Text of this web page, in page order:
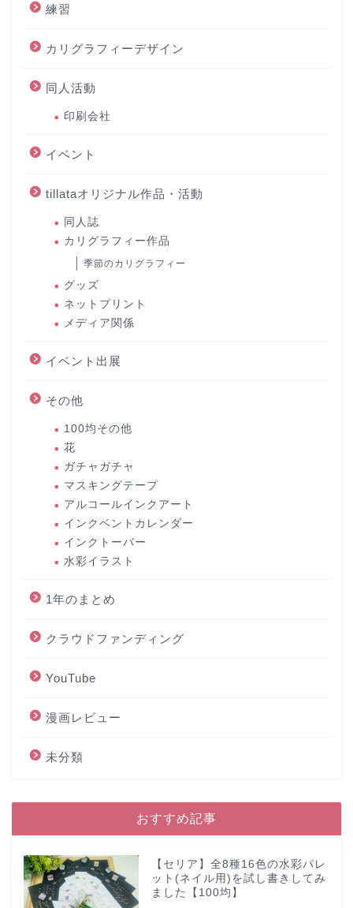
練習
カリグラフィーデザイン
同人活動
印刷会社
イベント
tillataオリジナル作品・活動
同人誌
カリグラフィー作品
季節のカリグラフィー
グッズ
ネットプリント
メディア関係
イベント出展
その他
100均その他
花
ガチャガチャ
マスキングテープ
アルコールインクアート
インクベントカレンダー
インクトーバー
水彩イラスト
1年のまとめ
クラウドファンディング
YouTube
漫画レビュー
未分類
おすすめ記事
【セリア】全8種16色の水彩パレ
ット(ネイル用)を試し書きしてみ
ました【100均】